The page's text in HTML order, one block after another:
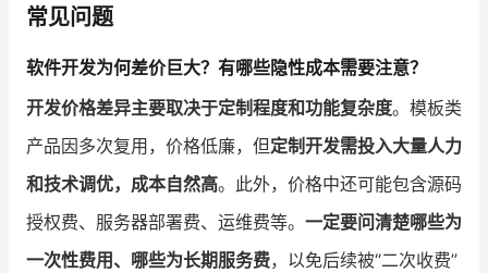
常见问题
软件开发为何差价巨大？有哪些隐性成本需要注意？
开发价格差异主要取决于定制程度和功能复杂度。模板类
产品因多次复用，价格低廉，但定制开发需投入大量人力
和技术调优，成本自然高。此外，价格中还可能包含源码
授权费、服务器部署费、运维费等。 一定要问清楚哪些为
一次性费用、哪些为长期服务费，以免后续被“二次收费”